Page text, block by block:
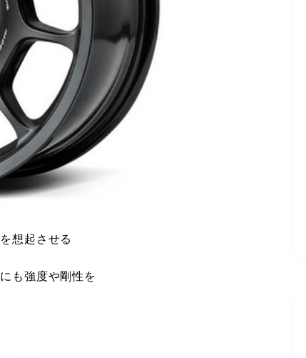
想起させる
も強度や剛性を